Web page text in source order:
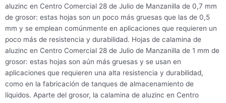
aluzinc en Centro Comercial 28 de Julio de Manzanilla de 0,7 mm
de grosor: estas hojas son un poco más gruesas que las de 0,5
mm y se emplean comúnmente en aplicaciones que requieren un
poco más de resistencia y durabilidad. Hojas de calamina de
aluzinc en Centro Comercial 28 de Julio de Manzanilla de 1 mm de
grosor: estas hojas son aún más gruesas y se usan en
aplicaciones que requieren una alta resistencia y durabilidad,
como en la fabricación de tanques de almacenamiento de
líquidos. Aparte del grosor, la calamina de aluzinc en Centro